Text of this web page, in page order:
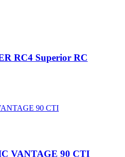
RC4 Superior RC
VANTAGE 90 CTI